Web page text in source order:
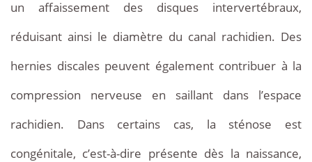
un affaissement des disques intervertébraux,
réduisant ainsi le diamètre du canal rachidien. Des
hernies discales peuvent également contribuer à la
compression nerveuse en saillant dans l’espace
rachidien. Dans certains cas, la sténose est
congénitale, c’est-à-dire présente dès la naissance,